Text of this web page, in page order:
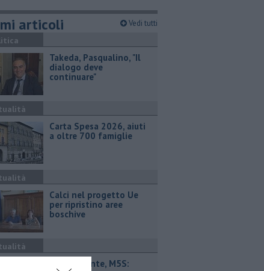
articoli Vedi tutti
Takeda, Pasqualino, "Il
dialogo deve
continuare"
Carta Spesa 2026, aiuti
a oltre 700 famiglie
Calci nel progetto Ue
per ripristino aree
boschive
Retiambiente, M5S: